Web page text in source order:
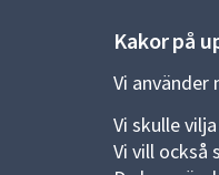
Kakor på
Vi
Vi skulle
Vi vill också
E-post:
Fler